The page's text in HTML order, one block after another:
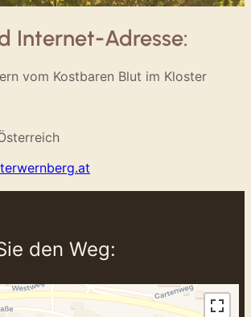
Internet-Adresse:
vom Kostbaren Blut im Kloster
den Weg: